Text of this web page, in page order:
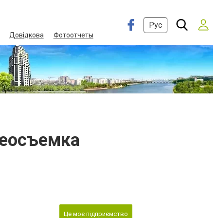
Довідкова Фотоотчеты
Рус
Це моє підприємство